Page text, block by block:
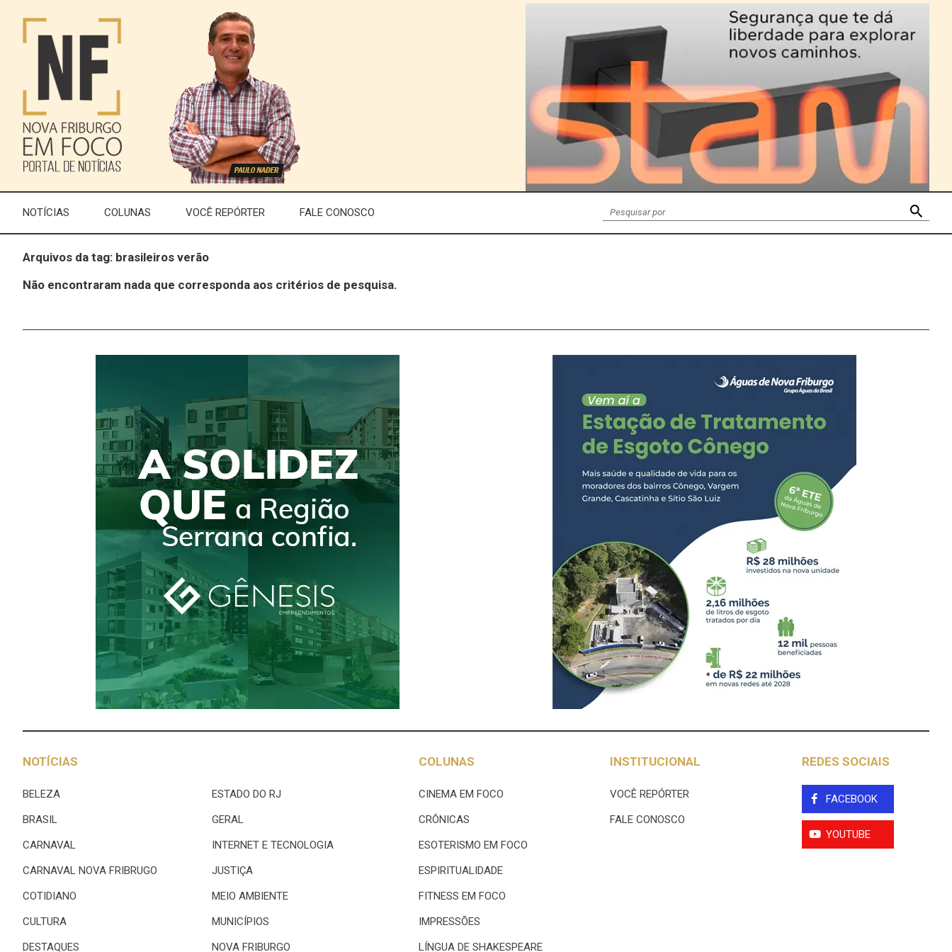
NOTÍCIAS COLUNAS VOCÊ REPÓRTER FALE CONOSCO
Arquivos da tag: brasileiros verão
Não encontraram nada que corresponda aos critérios de pesquisa.
NOTÍCIAS
BELEZA
BRASIL
CARNAVAL
CARNAVAL NOVA FRIBRUGO
COTIDIANO
CULTURA
DESTAQUES
ESTADO DO RJ
GERAL
INTERNET E TECNOLOGIA
JUSTIÇA
MEIO AMBIENTE
MUNICÍPIOS
NOVA FRIBURGO
COLUNAS
CINEMA EM FOCO
CRÔNICAS
ESOTERISMO EM FOCO
ESPIRITUALIDADE
FITNESS EM FOCO
IMPRESSÕES
LÍNGUA DE SHAKESPEARE
INSTITUCIONAL
VOCÊ REPÓRTER
FALE CONOSCO
REDES SOCIAIS
FACEBOOK
YOUTUBE